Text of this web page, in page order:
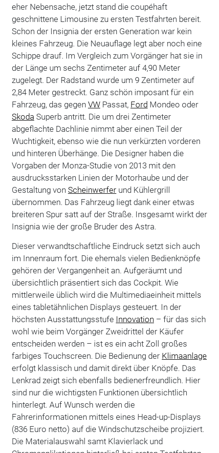
eher Nebensache, jetzt stand die coupéhaft
geschnittene Limousine zu ersten Testfahrten bereit.
Schon der Insignia der ersten Generation war kein
kleines Fahrzeug. Die Neuauflage legt aber noch eine
Schippe drauf. Im Vergleich zum Vorgänger hat sie in
der Länge um sechs Zentimeter auf 4,90 Meter
zugelegt. Der Radstand wurde um 9 Zentimeter auf
2,84 Meter gestreckt. Ganz schön imposant für ein
Fahrzeug, das gegen VWPassat, FordMondeo oder
Skoda Superb antritt. Die um drei Zentimeter
abgeflachte Dachlinie nimmt aber einen Teil der
Wuchtigkeit, ebenso wie die nun verkürzten vorderen
und hinteren Überhänge. Die Designer haben die
Vorgaben der Monza-Studie von 2013 mit den
ausdrucksstarken Linien der Motorhaube und der
Gestaltung von Scheinwerferund Kühlergrill
übernommen. Das Fahrzeug liegt dank einer etwas
breiteren Spur satt auf der Straße. Insgesamt wirkt der
Insignia wie der große Bruder des Astra.
Dieser verwandtschaftliche Eindruck setzt sich auch
im Innenraum fort. Die ehemals vielen Bedienknöpfe
gehören der Vergangenheit an. Aufgeräumt und
übersichtlich präsentiert sich das Cockpit. Wie
mittlerweile üblich wird die Multimediaeinheit mittels
eines tabletähnlichen Displays gesteuert. In der
höchsten Ausstattungsstufe Innovation – für das sich
wohl wie beim Vorgänger Zweidrittel der Käufer
entscheiden werden – ist es ein acht Zoll großes
farbiges Touchscreen. Die Bedienung der Klimaanlage
erfolgt klassisch und damit direkt über Knöpfe. Das
Lenkrad zeigt sich ebenfalls bedienerfreundlich. Hier
sind nur die wichtigsten Funktionen übersichtlich
hinterlegt. Auf Wunsch werden die
Fahrerinformationen mittels eines Head-up-Displays
(836 Euro netto) auf die Windschutzscheibe projiziert.
Die Materialauswahl samt Klavierlack und